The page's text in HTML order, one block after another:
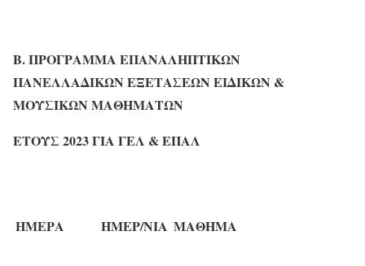
Β. ΠΡΟΓΡΑΜΜΑ ΕΠΑΝΑΛΗΠΤΙΚΩΝ
ΠΑΝΕΛΛΑΔΙΚΩΝ ΕΞΕΤΑΣΕΩΝ ΕΙΔΙΚΩΝ &
ΜΟΥΣΙΚΩΝ ΜΑΘΗΜΑΤΩΝ
ΕΤΟΥΣ 2023 ΓΙΑ ΓΕΛ & ΕΠΑΛ
ΗΜΕΡΑ ΗΜΕΡ/ΝΙΑ ΜΑΘΗΜΑ